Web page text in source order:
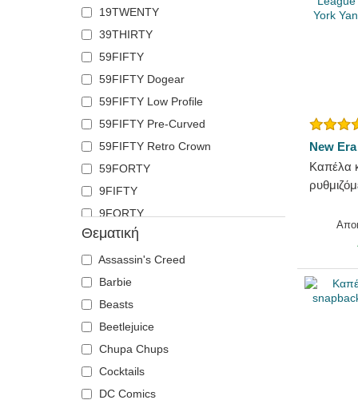
Κοτοπουλάκι
Κουκουβάγια
Κρανίο
Κροκόδειλος
Λαμπραντόρ ριτρίβερ
Λέαινα
Λιβελούλα
Λιοντάρι
Λύκος
Μέλισσα
Μονόκερος
Μυρμήγκι
Ντόμπερμαν
Πάνθηρας
Πάπια
Περιστέρι
Πεταλούδα
Πήγασος
Oblack
Pica Pica
Polo Ralph Lauren
Superdry
The No.1 Face
Von Dutch
Wheels And Waves
19TWENTY
39THIRTY
59FIFTY
59FIFTY Dogear
59FIFTY Low Profile
59FIFTY Pre-Curved
59FIFTY Retro Crown
59FORTY
9FIFTY
9FORTY
9FORTY APEX
9FORTY M-Crown
9SEVENTY
9TWENTY
A Frame
Casual Classic
E Frame
Open Back
Θεματική
Assassin's Creed
Barbie
Beasts
Beetlejuice
Chupa Chups
Cocktails
DC Comics
New Era
Καπέλα
League
York